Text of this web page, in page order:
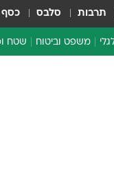
תרבות סלבס כסף
משפט וביטוח שטח